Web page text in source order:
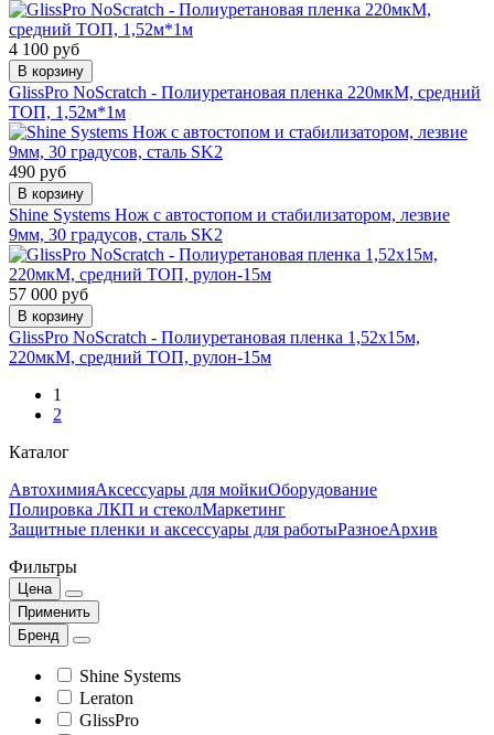
4 100 руб
В корзину
GlissPro NoScratch - Полиуретановая пленка 220мкМ, средний
ТОП, 1,52м*1м
490 руб
В корзину
Shine Systems Нож с автостопом и стабилизатором, лезвие
9мм, 30 градусов, сталь SK2
57 000 руб
В корзину
GlissPro NoScratch - Полиуретановая пленка 1,52х15м,
220мкМ, средний ТОП, рулон-15м
1
2
Каталог
АвтохимияАксессуары для мойкиОборудование
Полировка ЛКП и стеколМаркетинг
Защитные пленки и аксессуары для работыРазноеАрхив
Фильтры
Цена
Применить
Бренд
Shine Systems
Leraton
GlissPro